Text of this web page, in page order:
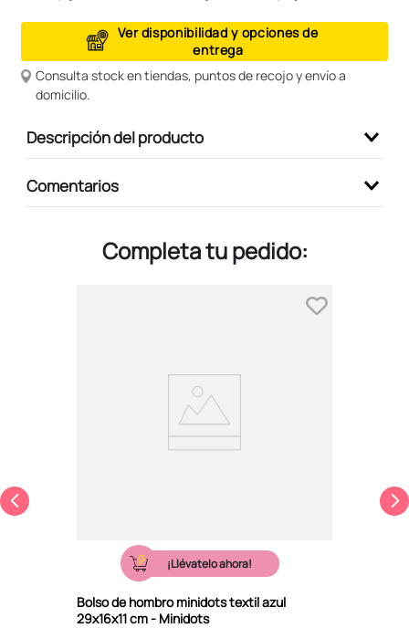
Ver disponibilidad y opciones de
entrega
Consulta stock en tiendas, puntos de recojo y envío a
domicilio.
Descripción del producto
Comentarios
Completa tu pedido:
¡Llévatelo ahora!
Bolso de hombro minidots textil azul
29x16x11 cm - Minidots
9.
peluche
kuromi